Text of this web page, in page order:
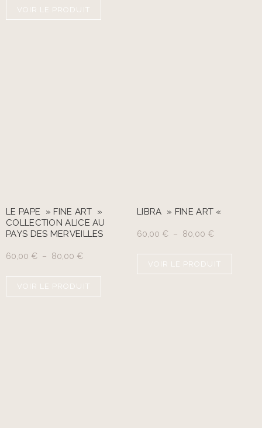
VOIR LE PRODUIT
LE PAPE » FINE ART »
COLLECTION ALICE AU
PAYS DES MERVEILLES
60,00 € – 80,00 €
VOIR LE PRODUIT
LIBRA » FINE ART «
60,00 € – 80,00 €
VOIR LE PRODUIT